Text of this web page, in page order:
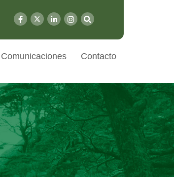
Comunicaciones Contacto